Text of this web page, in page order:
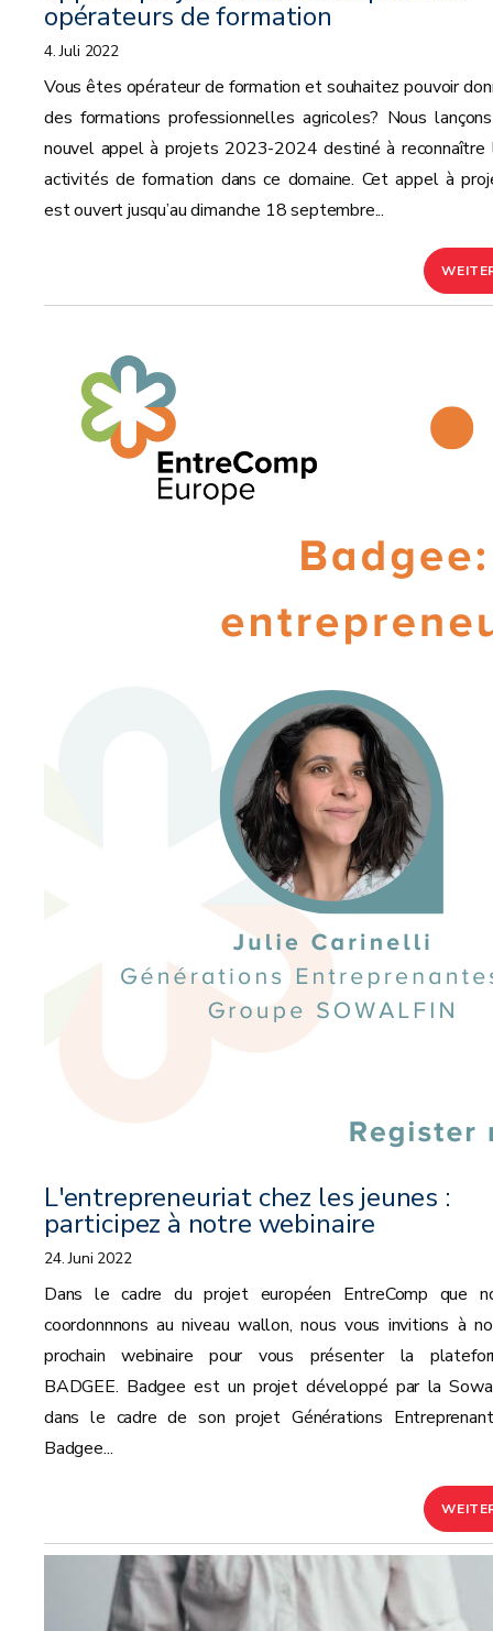
opérateurs de formation
4. Juli 2022
Vous êtes opérateur de formation et souhaitez pouvoir
des formations professionnelles agricoles? Nous
nouvel appel à projets 2023-2024 destiné à reconnaître
activités de formation dans ce domaine. Cet appel à
est ouvert jusqu’au dimanche 18 septembre...
L'entrepreneuriat chez les jeunes :
participez à notre webinaire
24. Juni 2022
Dans le cadre du projet européen EntreComp que
coordonnnons au niveau wallon, nous vous invitions à
prochain webinaire pour vous présenter la
BADGEE. Badgee est un projet développé par la
dans le cadre de son projet Générations
Badgee...